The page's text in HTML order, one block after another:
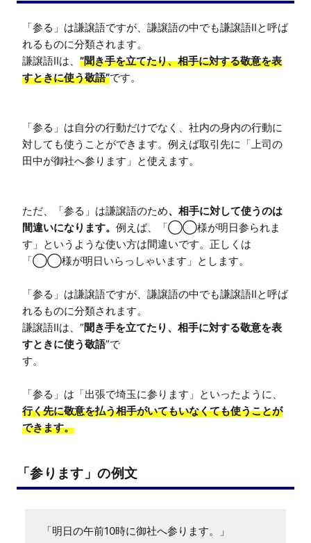
「参る」は謙譲語ですが、謙譲語の中でも謙譲語IIと呼ば
れるものに分類されます。
謙譲語IIは、 ”聞き手を立てたり、相手に対する敬意を表
すときに使う敬語”です。
「参る」は自分の行動だけでなく、社内の身内の行動に
対しても使うことができます。例えば取引先に「上司の
田中が御社へ参ります」と使えます。
ただ、「参る」は謙譲語のため、相手に対して使うのは
間違いになります。 例えば、「◯◯様が明日参られま
す」というような使い方は間違いです。正しくは
「◯◯様が明日いらっしゃいます」とします。
「参る」は謙譲語ですが、謙譲語の中でも謙譲語IIと呼ば
れるものに分類されます。
謙譲語IIは、”聞き手を立てたり、相手に対する敬意を表
すときに使う敬語”で
す。
「参る」は「出張で埼玉に参ります」といったように、
行く先に敬意を払う相手がいてもいなくても使うことが
できます。
「参ります」の例文
「明日の午前10時に御社へ参ります。」